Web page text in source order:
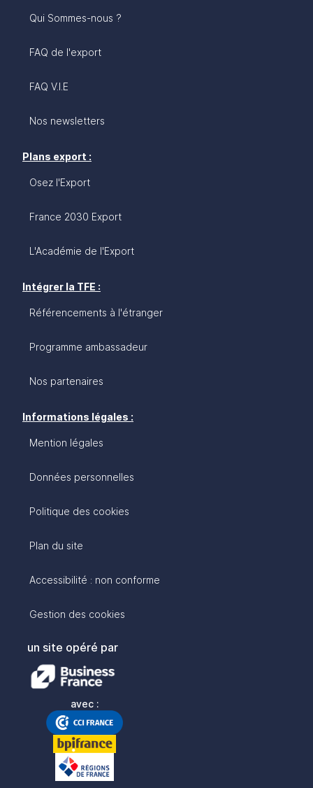
Qui Sommes-nous ?
FAQ de l'export
FAQ V.I.E
Nos newsletters
Plans export :
Osez l'Export
France 2030 Export
L'Académie de l'Export
Intégrer la TFE :
Référencements à l'étranger
Programme ambassadeur
Nos partenaires
Informations légales :
Mention légales
Données personnelles
Politique des cookies
Plan du site
Accessibilité : non conforme
Gestion des cookies
un site opéré par
avec :